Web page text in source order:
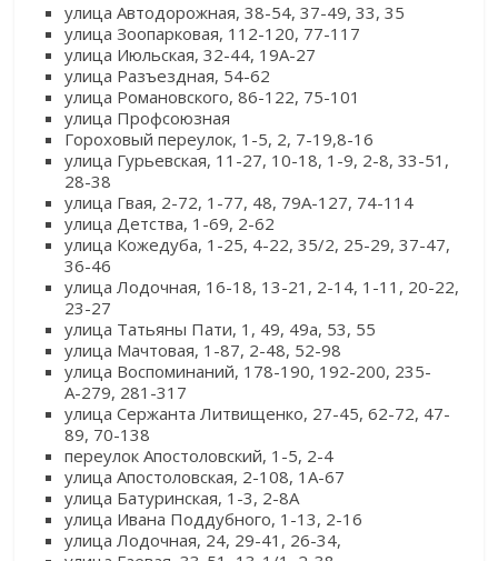
улица Автодорожная, 38-54, 37-49, 33, 35
улица Зоопарковая, 112-120, 77-117
улица Июльская, 32-44, 19А-27
улица Разъездная, 54-62
улица Романовского, 86-122, 75-101
улица Профсоюзная
Гороховый переулок, 1-5, 2, 7-19,8-16
улица Гурьевская, 11-27, 10-18, 1-9, 2-8, 33-51,
28-38
улица Гвая, 2-72, 1-77, 48, 79А-127, 74-114
улица Детства, 1-69, 2-62
улица Кожедуба, 1-25, 4-22, 35/2, 25-29, 37-47,
36-46
улица Лодочная, 16-18, 13-21, 2-14, 1-11, 20-22,
23-27
улица Татьяны Пати, 1, 49, 49а, 53, 55
улица Мачтовая, 1-87, 2-48, 52-98
улица Воспоминаний, 178-190, 192-200, 235-
А-279, 281-317
улица Сержанта Литвищенко, 27-45, 62-72, 47-
89, 70-138
переулок Апостоловский, 1-5, 2-4
улица Апостоловская, 2-108, 1А-67
улица Батуринская, 1-3, 2-8А
улица Ивана Поддубного, 1-13, 2-16
улица Лодочная, 24, 29-41, 26-34,